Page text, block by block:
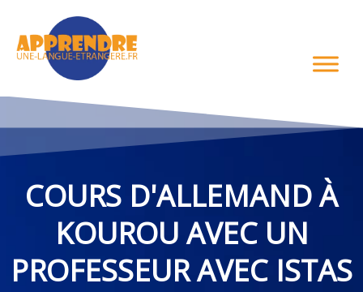
contenu
COURS D'ALLEMAND À
KOUROU AVEC UN
PROFESSEUR AVEC ISTAS